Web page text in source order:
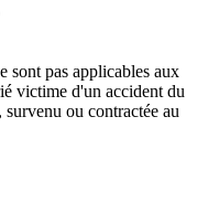
sont pas applicables aux
victime d'un accident du
ou contractée au